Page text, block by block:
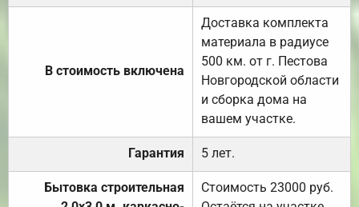
В стоимость включена
Доставка комплекта
материала в радиусе
500 км. от г. Пестова
Новгородской области
и сборка дома на
вашем участке.
Гарантия 5 лет.
Бытовка строительная
Стоимость 23000 руб.